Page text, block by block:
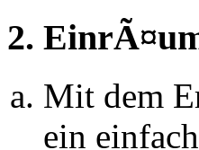
2.
Mit dem
ein